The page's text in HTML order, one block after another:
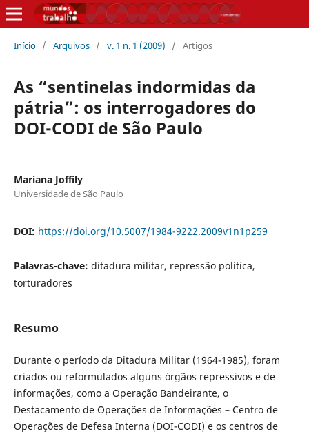
Início / Arquivos / v. 1 n. 1 (2009) / Artigos
As “sentinelas indormidas da
pátria”: os interrogadores do
DOI-CODI de São Paulo
Mariana Joffily
Universidade de São Paulo
DOI: https://doi.org/10.5007/1984-9222.2009v1n1p259
Palavras-chave: ditadura militar, repressão política,
torturadores
Resumo
Durante o período da Ditadura Militar (1964-1985), foram
criados ou reformulados alguns órgãos repressivos e de
informações, como a Operação Bandeirante, o
Destacamento de Operações de Informações – Centro de
Operações de Defesa Interna (DOI-CODI) e os centros de